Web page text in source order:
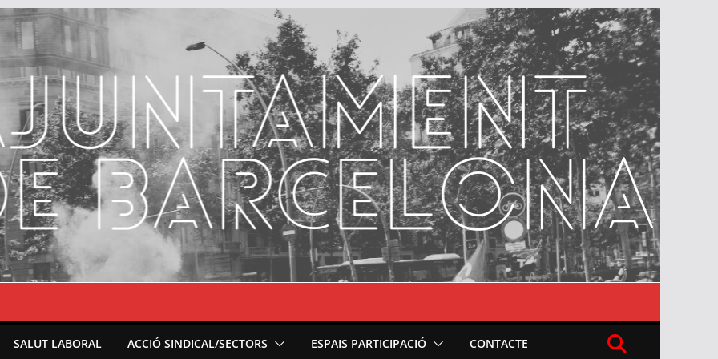
SALUT LABORAL ACCIÓ SINDICAL/SECTORS ESPAIS PARTICIPACIÓ CONTACTE